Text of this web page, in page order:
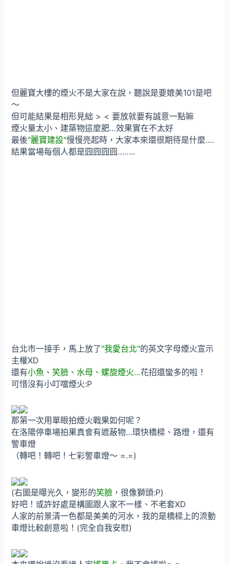
但麗寶大樓的煙火不是大家在說，聽說是要媲美101是吧
～
但可能結果是相形見絀 > < 要放就要有誠意一點嘛
煙火量太小、建築物這麼肥…效果實在不太好
最後"麗寶建設"慢慢亮起時，大家本來還很期待是什麼….
結果當場每個人都是囧囧囧囧……..
台北市一接手，馬上放了"我愛台北"的英文字母煙火宣示
主權XD
還有小魚、笑臉、水母、螺旋煙火…花招還蠻多的啦！
可惜沒有小叮噹煙火:P
那第一次用單眼拍煙火戰果如何呢？
在洛陽停車場拍果真會有遮蔽物…環快橋樑、路燈，還有
警車燈
（轉吧！轉吧！七彩警車燈～ =.=)
(右圖是曝光久，變形的笑臉 ，很像獅頭:P)
好吧！或許好處是構圖跟人家不一樣、不老套XD
人家的前景清一色都是美美的河水，我的是橋樑上的流動
車燈比較創意啦！(完全自我安慰)